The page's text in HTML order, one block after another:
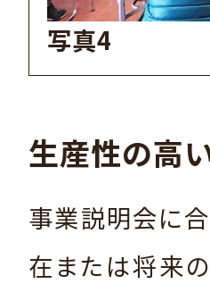
写真4
生産性の高
事業説明会に
在または将来